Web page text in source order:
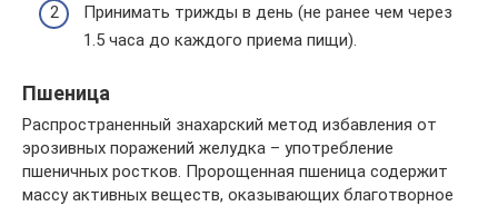
Принимать трижды в день (не ранее чем через
1.5 часа до каждого приема пищи).
Пшеница
Распространенный знахарский метод избавления от
эрозивных поражений желудка – употребление
пшеничных ростков. Пророщенная пшеница содержит
массу активных веществ, оказывающих благотворное